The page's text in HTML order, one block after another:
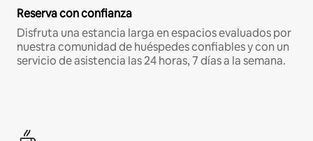
Reserva con confianza
Disfruta una estancia larga en espacios evaluados por
nuestra comunidad de huéspedes confiables y con un
servicio de asistencia las 24 horas, 7 días a la semana.